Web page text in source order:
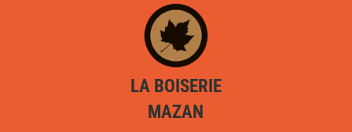
LA BOISERIE
MAZAN